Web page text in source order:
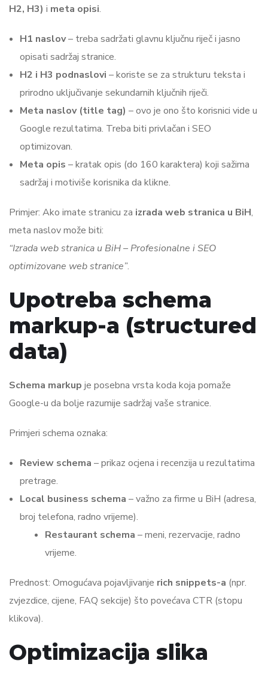
H2, H3) i meta opisi.
H1 naslov– treba sadržati glavnu ključnu riječ i jasno
opisati sadržaj stranice.
H2 i H3 podnaslovi – koriste se za strukturu teksta i
prirodno uključivanje sekundarnih ključnih riječi.
Meta naslov (title tag) – ovo je ono što korisnici vide u
Google rezultatima. Treba biti privlačan i SEO
optimizovan.
Meta opis – kratak opis (do 160 karaktera) koji sažima
sadržaj i motiviše korisnika da klikne.
Primjer: Ako imate stranicu za izrada web stranica u BiH,
meta naslov može biti:
“Izrada web stranica u BiH – Profesionalne i SEO
optimizovane web stranice”.
Upotreba schema
markup-a (structured
data)
Schema markup je posebna vrsta koda koja pomaže
Google-u da bolje razumije sadržaj vaše stranice.
Primjeri schema oznaka:
Review schema – prikaz ocjena i recenzija u rezultatima
pretrage.
Local business schema – važno za firme u BiH (adresa,
broj telefona, radno vrijeme).
Restaurant schema – meni, rezervacije, radno
vrijeme.
Prednost: Omogućava pojavljivanje rich snippets-a (npr.
zvjezdice, cijene, FAQ sekcije) što povećava CTR (stopu
klikova).
Optimizacija slika